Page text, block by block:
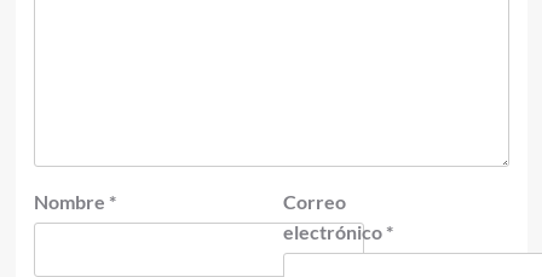
Nombre *
Correo
electrónico *